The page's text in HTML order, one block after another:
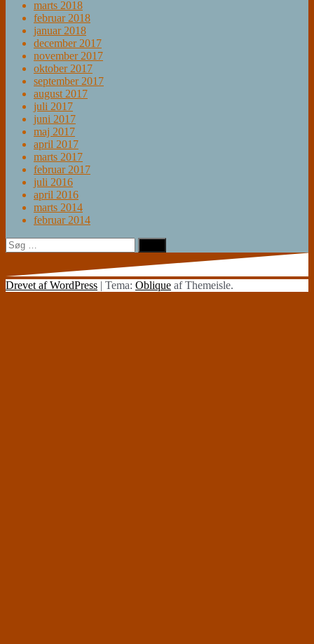
marts 2018
februar 2018
januar 2018
december 2017
november 2017
oktober 2017
september 2017
august 2017
juli 2017
juni 2017
maj 2017
april 2017
marts 2017
februar 2017
juli 2016
april 2016
marts 2014
februar 2014
Søg
efter:
Drevet af WordPress | Tema: Oblique af Themeisle.